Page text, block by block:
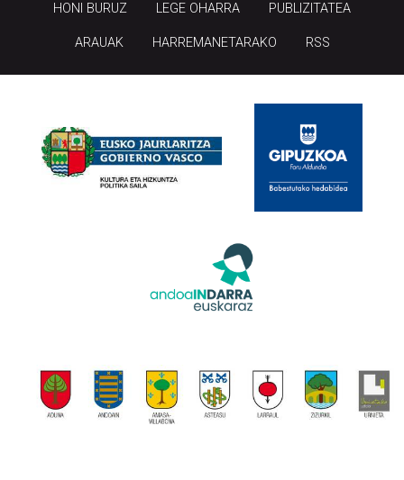
HONI BURUZ LEGE OHARRA PUBLIZITATEA
ARAUAK HARREMANETARAKO RSS